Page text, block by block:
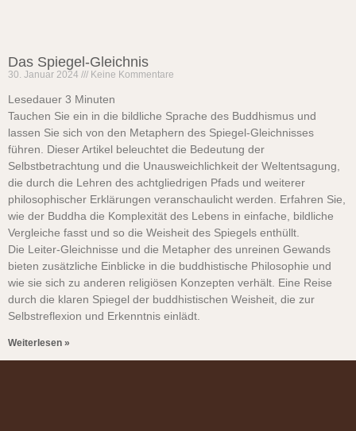
Das Spiegel-Gleichnis
30. Januar 2024 Keine Kommentare
Lesedauer 3 Minuten
Tauchen Sie ein in die bildliche Sprache des Buddhismus und
lassen Sie sich von den Metaphern des Spiegel-Gleichnisses
führen. Dieser Artikel beleuchtet die Bedeutung der
Selbstbetrachtung und die Unausweichlichkeit der Weltentsagung,
die durch die Lehren des achtgliedrigen Pfads und weiterer
philosophischer Erklärungen veranschaulicht werden. Erfahren Sie,
wie der Buddha die Komplexität des Lebens in einfache, bildliche
Vergleiche fasst und so die Weisheit des Spiegels enthüllt.
Die Leiter-Gleichnisse und die Metapher des unreinen Gewands
bieten zusätzliche Einblicke in die buddhistische Philosophie und
wie sie sich zu anderen religiösen Konzepten verhält. Eine Reise
durch die klaren Spiegel der buddhistischen Weisheit, die zur
Selbstreflexion und Erkenntnis einlädt.
Weiterlesen »